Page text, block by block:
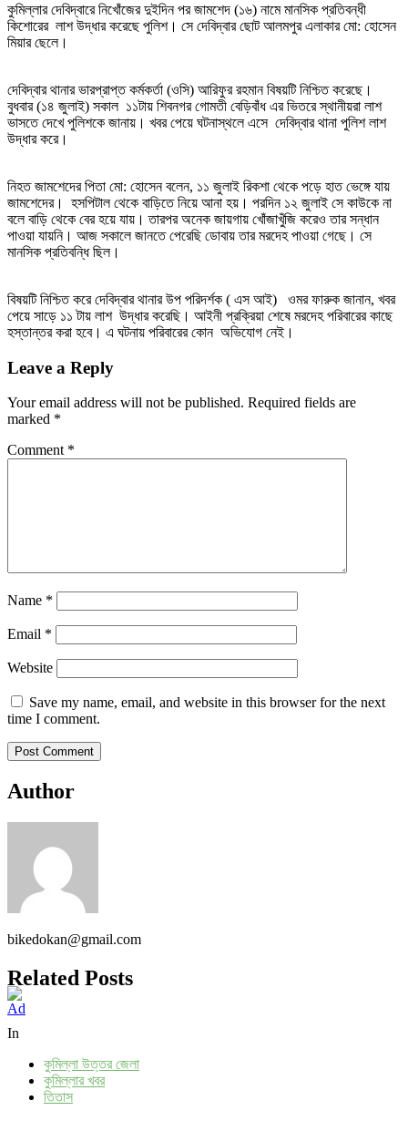
কুমিল্লার দেবিদ্বারে নিখোঁজের দুইদিন পর জামশেদ (১৬) নামে মানসিক প্রতিবন্ধী
কিশোরের লাশ উদ্ধার করেছে পুলিশ। সে দেবিদ্বার ছোট আলমপুর এলাকার মো: হোসেন
মিয়ার ছেলে।
দেবিদ্বার থানার ভারপ্রাপ্ত কর্মকর্তা (ওসি) আরিফুর রহমান বিষয়টি নিশ্চিত করেছে।
বুধবার (১৪ জুলাই) সকাল ১১টায় শিবনগর গোমতী বেড়িবাঁধ এর ভিতরে স্থানীয়রা লাশ
ভাসতে দেখে পুলিশকে জানায়। খবর পেয়ে ঘটনাস্থলে এসে দেবিদ্বার থানা পুলিশ লাশ
উদ্ধার করে।
নিহত জামশেদের পিতা মো: হোসেন বলেন, ১১ জুলাই রিকশা থেকে পড়ে হাত ভেঙ্গে যায়
জামশেদের। হসপিটাল থেকে বাড়িতে নিয়ে আনা হয়। পরদিন ১২ জুলাই সে কাউকে না
বলে বাড়ি থেকে বের হয়ে যায়। তারপর অনেক জায়গায় খোঁজাখুঁজি করেও তার সন্ধান
পাওয়া যায়নি। আজ সকালে জানতে পেরেছি ডোবায় তার মরদেহ পাওয়া গেছে। সে
মানসিক প্রতিবন্ধি ছিল।
বিষয়টি নিশ্চিত করে দেবিদ্বার থানার উপ পরিদর্শক ( এস আই) ওমর ফারুক জানান, খবর
পেয়ে সাড়ে ১১ টায় লাশ উদ্ধার করেছি। আইনী প্রক্রিয়া শেষে মরদেহ পরিবারের কাছে
হস্তান্তর করা হবে। এ ঘটনায় পরিবারের কোন অভিযোগ নেই।
Leave a Reply
Your email address will not be published. Required fields are
marked *
Comment *
Name *
Email *
Website
Save my name, email, and website in this browser for the next
time I comment.
Author
bikedokan@gmail.com
Related Posts
In
কুমিল্লা উত্তর জেলা
কুমিল্লার খবর
তিতাস